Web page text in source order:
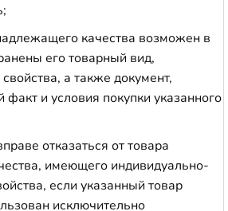
качества возможен в
его товарный вид,
а также документ,
и условия покупки указанного
отказаться от товара
имеющего индивидуально-
если указанный товар
исключительно